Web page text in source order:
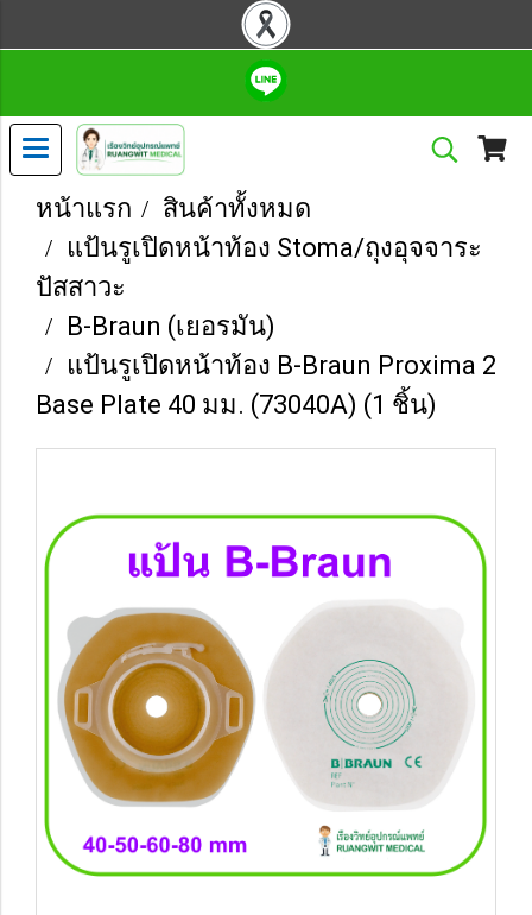
หน้าแรก
สินค้าทั้งหมด
แป้นรูเปิดหน้าท้อง Stoma/ถุงอุจจาระ
ปัสสาวะ
B-Braun (เยอรมัน)
แป้นรูเปิดหน้าท้อง B-Braun Proxima 2
Base Plate 40 มม. (73040A) (1 ชิ้น)